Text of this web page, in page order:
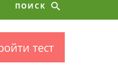
ПОИСК
тест